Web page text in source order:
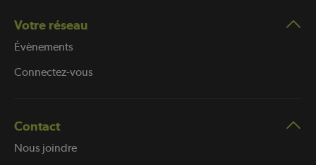
Votre réseau
Évènements
Connectez-vous
Contact
Nous joindre